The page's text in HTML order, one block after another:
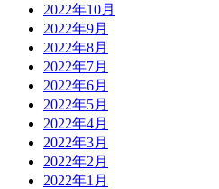
2022年10月
2022年9月
2022年8月
2022年7月
2022年6月
2022年5月
2022年4月
2022年3月
2022年2月
2022年1月